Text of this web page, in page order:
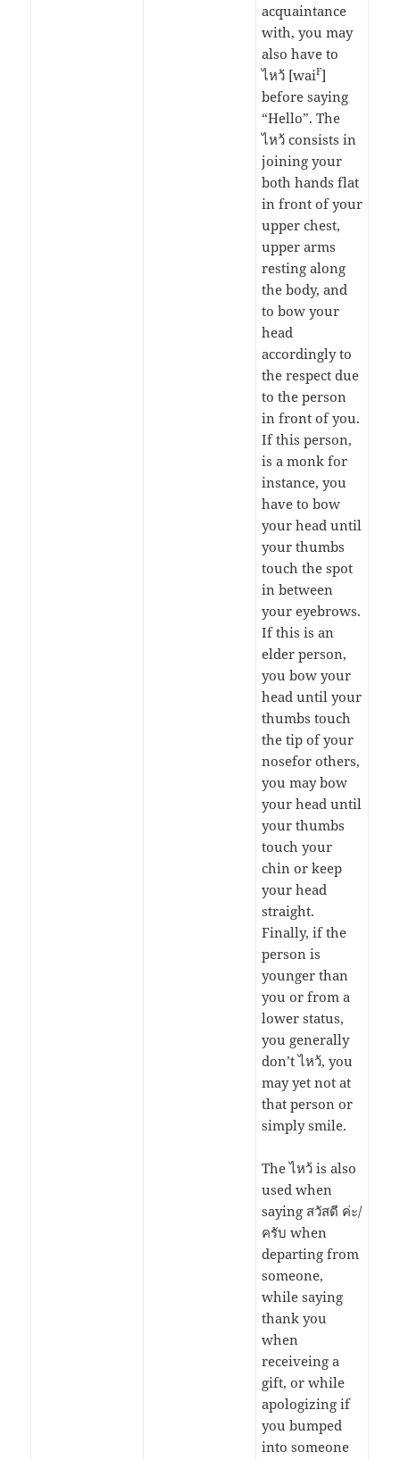
acquaintance
with, you may
also have to
ไหว้ [waiF]
before saying
“Hello”. The
ไหว้ consists in
joining your
both hands flat
in front of your
upper chest,
upper arms
resting along
the body, and
to bow your
head
accordingly to
the respect due
to the person
in front of you.
If this person,
is a monk for
instance, you
have to bow
your head until
your thumbs
touch the spot
in between
your eyebrows.
If this is an
elder person,
you bow your
head until your
thumbs touch
the tip of your
nosefor others,
you may bow
your head until
your thumbs
touch your
chin or keep
your head
straight.
Finally, if the
person is
younger than
you or from a
lower status,
you generally
don’t ไหว้, you
may yet not at
that person or
simply smile.
Theไหว้ is also
used when
saying สวัสดี ค่ะ/
ครับ when
departing from
someone,
while saying
thank you
when
receiveing a
gift, or while
apologizing if
you bumped
into someone